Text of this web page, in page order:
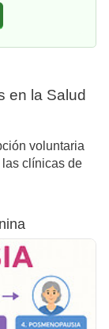
en la Salud
voluntaria
clínicas de